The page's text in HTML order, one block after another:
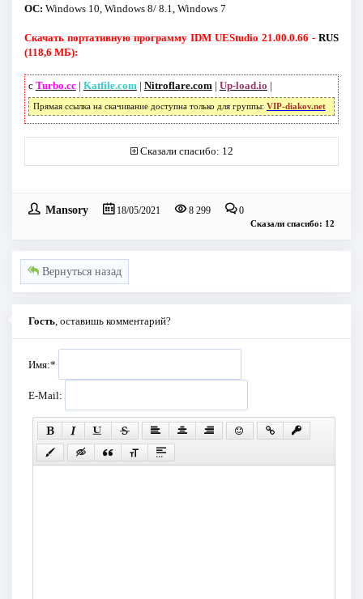
ОС: Windows 10, Windows 8/ 8.1, Windows 7
Скачать портативную программу IDM UEStudio 21.00.0.66 -RUS
(118,6 МБ):
с Turbo.cc| Katfile.com| Nitroflare.com| Up-load.io |
Прямая ссылка на скачивание доступна только для группы: VIP-diakov.net
Сказали спасибо: 12
Mansory 18/05/2021 8 299 0
Сказали спасибо: 12
Вернуться назад
Гость, оставишь комментарий?
Имя:*
E-Mail: